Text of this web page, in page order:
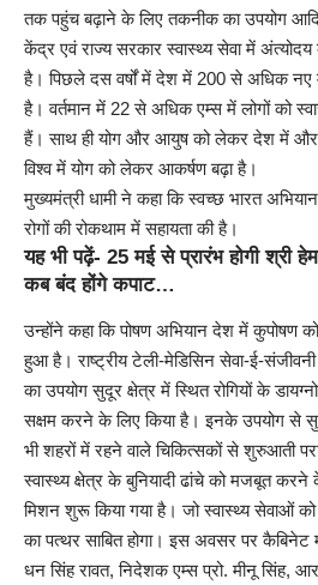
तक पहुंच बढ़ाने के लिए तकनीक का उपयोग
केंद्र एवं राज्य सरकार स्वास्थ्य सेवा में
है। पिछले दस वर्षों में देश में 200 से अधिक नए
है। वर्तमान में 22 से अधिक एम्स में लोगों को
हैं। साथ ही योग और आयुष को लेकर देश में
विश्व में योग को लेकर आकर्षण बढ़ा है।
मुख्यमंत्री धामी ने कहा कि स्वच्छ भारत
रोगों की रोकथाम में सहायता की है।
यह भी पढ़ें- 25 मई से प्रारंभ होगी श्री
कब बंद होंगे कपाट…
उन्होंने कहा कि पोषण अभियान देश में कुपोषण
हुआ है। राष्ट्रीय टेली-मेडिसिन सेवा-ई-
का उपयोग सुदूर क्षेत्र में स्थित रोगियों के
सक्षम करने के लिए किया है। इनके उपयोग से
भी शहरों में रहने वाले चिकित्सकों से शुरुआती
स्वास्थ्य क्षेत्र के बुनियादी ढांचे को मजबूत
मिशन शुरू किया गया है। जो स्वास्थ्य सेवाओं
का पत्थर साबित होगा। इस अवसर पर कैबिनेट
धन सिंह रावत, निदेशक एम्स प्रो. मीनू सिंह,